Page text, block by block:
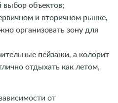
выбор объектов;
и вторичном рынке,
организовать зону для
пейзажи, а колорит
отдыхать как летом,
от